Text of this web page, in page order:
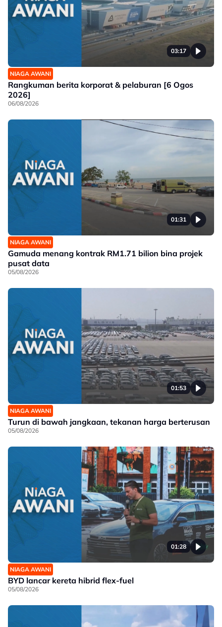
03:17
NIAGA AWANI
Rangkuman berita korporat & pelaburan [6 Ogos
2026]
06/08/2026
01:31
NIAGA AWANI
Gamuda menang kontrak RM1.71 bilion bina projek
pusat data
05/08/2026
01:53
NIAGA AWANI
Turun di bawah jangkaan, tekanan harga berterusan
05/08/2026
01:28
NIAGA AWANI
BYD lancar kereta hibrid flex-fuel
05/08/2026